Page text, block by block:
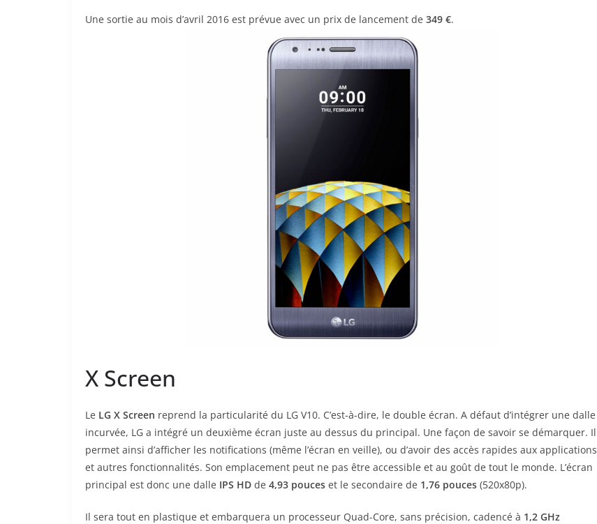
Une sortie au mois d’avril 2016 est prévue avec un prix de lancement de 349 €.
X Screen
Le LG X Screen reprend la particularité du LG V10. C’est-à-dire, le double écran. A défaut d’intégrer une dalle
incurvée, LG a intégré un deuxième écran juste au dessus du principal. Une façon de savoir se démarquer. Il
permet ainsi d’afficher les notifications (même l’écran en veille), ou d’avoir des accès rapides aux applications
et autres fonctionnalités. Son emplacement peut ne pas être accessible et au goût de tout le monde. L’écran
principal est donc une dalle IPS HD de 4,93 pouces et le secondaire de 1,76 pouces (520x80p).
Il sera tout en plastique et embarquera un processeur Quad-Core, sans précision, cadencé à 1,2 GHz